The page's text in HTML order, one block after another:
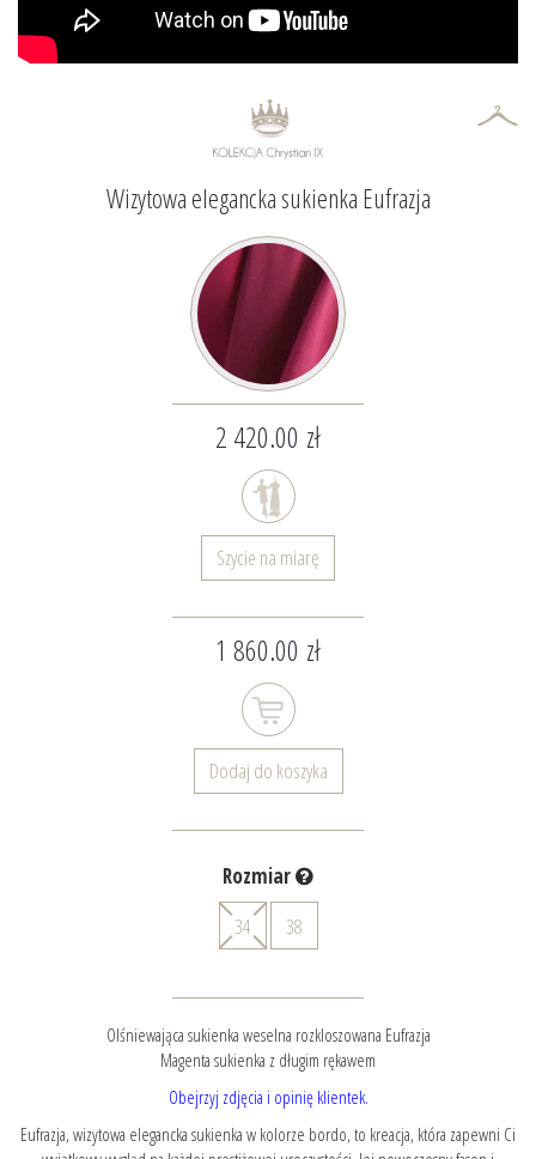
Wizytowa elegancka sukienka Eufrazja
2 420.00 zł
Szycie na miarę
1 860.00 zł
Dodaj do koszyka
Rozmiar
34
38
Olśniewająca sukienka weselna rozkloszowana Eufrazja
Magenta sukienka z długim rękawem
Obejrzyj zdjęcia i opinię klientek.
Eufrazja, wizytowa elegancka sukienka w kolorze bordo, to kreacja, która zapewni Ci